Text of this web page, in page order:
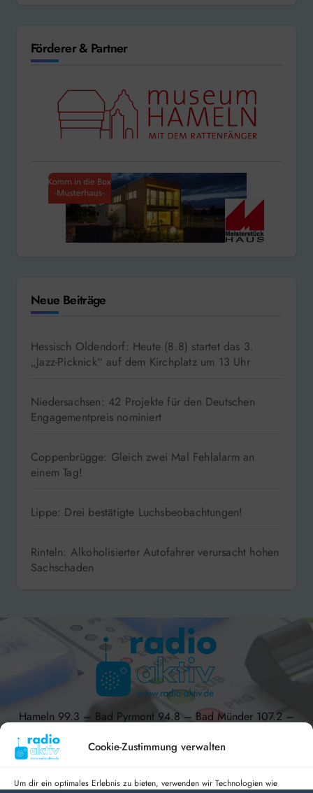
Cookie-Zustimmung verwalten
Um dir ein optimales Erlebnis zu bieten, verwenden wir Technologien wie
Förderer & Partner
Neue Beiträge
Hessisch Oldendorf: Heute (8.8) startet das 3.
„Jazz-Picknick“ auf dem Kirchplatz um 13 Uhr
Niedersachsen: 42 Projekte für den Deutschen
Engagementpreis nominiert
Coppenbrügge: Gleich zwei Mal Fehlalarm an
einem Tag!
Lippe: Drei bestätigte Luchsbeobachtungen!
Rinteln: Alkoholisierter Autofahrer verursacht hohen
Sachschaden
Hameln 99.3 – Bad Pyrmont 94.8 – Bad Münder 107.2 –
DAB+ 9C